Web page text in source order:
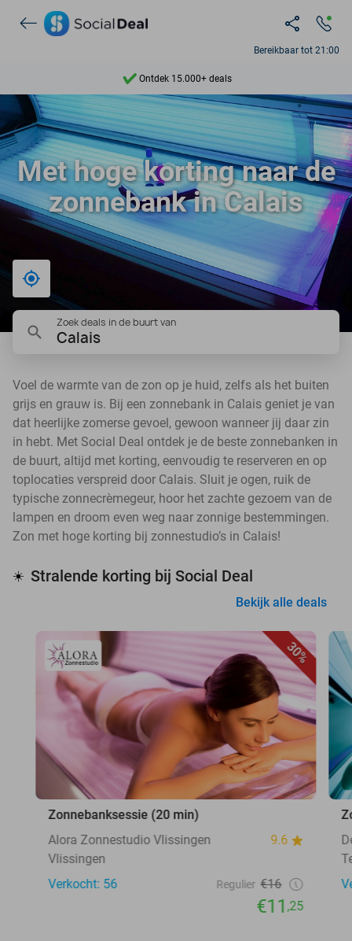
Bereikbaar tot 21:00
Ontdek 15.000+ deals
7 dagen per week beschikbaar
10+ miljoen leden
9,4
Ontdek 15.000+ deals
Met hoge korting naar de
zonnebank in Calais
Zoek deals in de buurt van
Calais
Voel de warmte van de zon op je huid, zelfs als het buiten
grijs en grauw is. Bij een zonnebank in Calais geniet je van
dat heerlijke zomerse gevoel, gewoon wanneer jij daar zin
in hebt. Met Social Deal ontdek je de beste zonnebanken in
de buurt, altijd met korting, eenvoudig te reserveren en op
toplocaties verspreid door Calais. Sluit je ogen, ruik de
typische zonnecrèmegeur, hoor het zachte gezoem van de
lampen en droom even weg naar zonnige bestemmingen.
Zon met hoge korting bij zonnestudio’s in Calais!
☀️ Stralende korting bij Social Deal
Bekijk alle deals
30%
Zonnebanksessie (20 min)
Alora Zonnestudio Vlissingen
9.6
Vlissingen
Verkocht: 56
Regulier €16
€11,25